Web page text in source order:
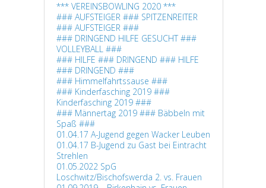
*** VEREINSBOWLING 2020 ***
### AUFSTEIGER ### SPITZENREITER
### AUFSTEIGER ###
### DRINGEND HILFE GESUCHT ###
VOLLEYBALL ###
### HILFE ### DRINGEND ### HILFE
### DRINGEND ###
### Himmelfahrtssause ###
### Kinderfasching 2019 ###
Kinderfasching 2019 ###
### Männertag 2019 ### Bäbbeln mit
Spaß ###
01.04.17 A-Jugend gegen Wacker Leuben
01.04.17 B-Jugend zu Gast bei Eintracht
Strehlen
01.05.2022 SpG
Loschwitz/Bischofswerda 2. vs. Frauen